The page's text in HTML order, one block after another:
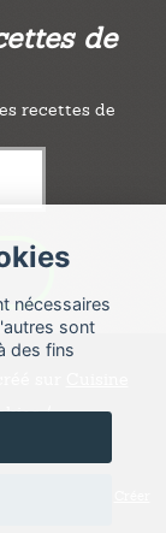
nécessaires
sont
des fins
de
recettes de
/
blogs culinaires.